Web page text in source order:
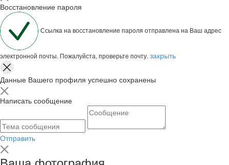
Восстановление пароля
Ссылка на восстановление пароля отправлена на Ваш адрес
электронной почты. Пожалуйста, проверьте почту. закрыть
Данные Вашего профиля успешно сохранены
Написать сообщение
Отправить